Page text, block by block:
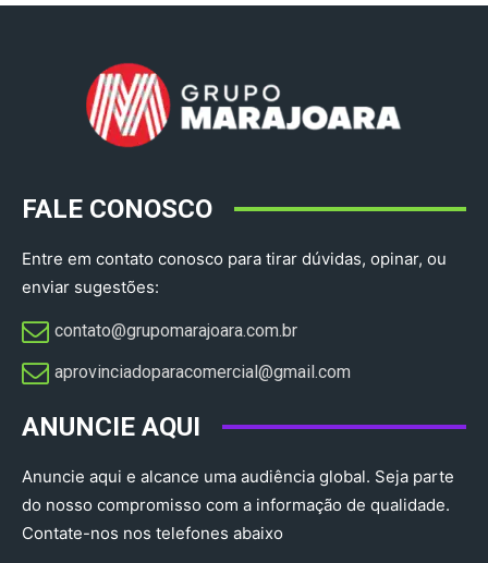
FALE CONOSCO
Entre em contato conosco para tirar dúvidas, opinar, ou
enviar sugestões:
contato@grupomarajoara.com.br
aprovinciadoparacomercial@gmail.com​
ANUNCIE AQUI
Anuncie aqui e alcance uma audiência global. Seja parte
do nosso compromisso com a informação de qualidade.
Contate-nos nos telefones abaixo